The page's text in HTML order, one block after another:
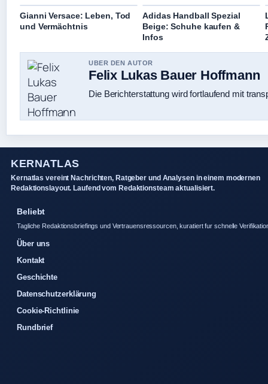
Gianni Versace: Leben, Tod
und Vermächtnis
Adidas Handball Spezial
Beige: Schuhe kaufen &
Infos
UBER DEN AUTOR
Felix Lukas Bauer Hoffmann
Die Berichterstattung wird fortlaufend mit
KERNATLAS
Kernatlas vereint Nachrichten, Ratgeber und Analysen in einem modernen
Redaktionslayout. Laufend vom Redaktionsteam aktualisiert.
Beliebt
Tagliche Redaktionsbriefings und Vertrauensressourcen, kuratiert fur schnelle
Über uns
Kontakt
Geschichte
Datenschutzerklärung
Cookie-Richtlinie
Rundbrief